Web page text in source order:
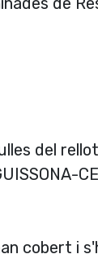
del
cobert i